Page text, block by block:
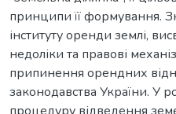
принципи її формування.
інституту оренди землі,
недоліки та правові
припинення орендних
законодавства України. У